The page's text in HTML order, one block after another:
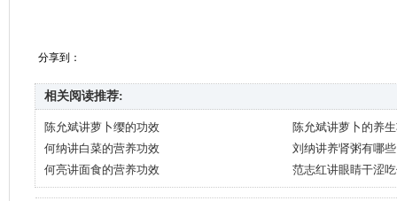
分享到：
相关阅读推荐:
陈允斌讲萝卜缨的功效
陈允斌讲萝卜的养
何纳讲白菜的营养功效
刘纳讲养肾粥有哪些
何亮讲面食的营养功效
范志红讲眼睛干涩